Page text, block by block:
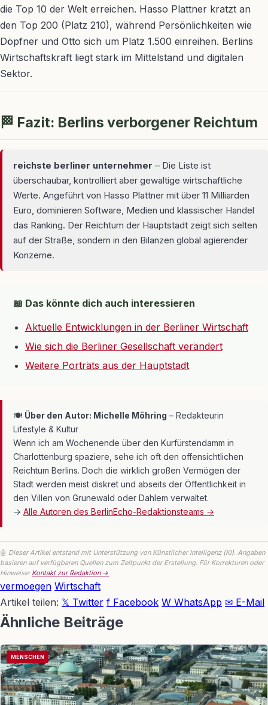
die Top 10 der Welt erreichen. Hasso Plattner kratzt an
den Top 200 (Platz 210), während Persönlichkeiten wie
Döpfner und Otto sich um Platz 1.500 einreihen. Berlins
Wirtschaftskraft liegt stark im Mittelstand und digitalen
Sektor.
🏁 Fazit: Berlins verborgener Reichtum
reichste berliner unternehmer – Die Liste ist
überschaubar, kontrolliert aber gewaltige wirtschaftliche
Werte. Angeführt von Hasso Plattner mit über 11 Milliarden
Euro, dominieren Software, Medien und klassischer Handel
das Ranking. Der Reichtum der Hauptstadt zeigt sich selten
auf der Straße, sondern in den Bilanzen global agierender
Konzerne.
📖 Das könnte dich auch interessieren
Aktuelle Entwicklungen in der Berliner Wirtschaft
Wie sich die Berliner Gesellschaft verändert
Weitere Porträts aus der Hauptstadt
🍽 Über den Autor: Michelle Möhring – Redakteurin
Lifestyle & Kultur
Wenn ich am Wochenende über den Kurfürstendamm in
Charlottenburg spaziere, sehe ich oft den offensichtlichen
Reichtum Berlins. Doch die wirklich großen Vermögen der
Stadt werden meist diskret und abseits der Öffentlichkeit in
den Villen von Grunewald oder Dahlem verwaltet.
→ Alle Autoren des BerlinEcho-Redaktionsteams →
🤖 Dieser Artikel entstand mit Unterstützung von Künstlicher Intelligenz (KI). Angaben
basieren auf verfügbaren Quellen zum Zeitpunkt der Erstellung. Für Korrekturen oder
Hinweise: Kontakt zur Redaktion →
vermoegen Wirtschaft
Artikel teilen: 𝕏 Twitter f Facebook W WhatsApp ✉ E-Mail
Ähnliche Beiträge
MENSCHEN